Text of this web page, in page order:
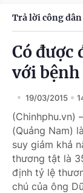
Trả lời công
Có được
với
19/03/2015
(Chinhphu.vn)
(Quảng Nam)
suy giảm khả
thương tật là
định tỷ lệ
chú của ông